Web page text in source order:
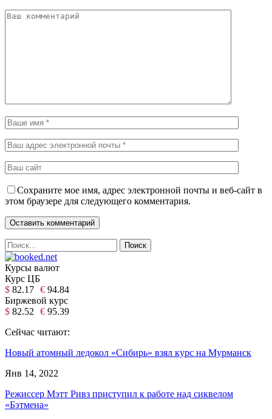
Сохраните мое имя, адрес электронной почты и веб-сайт в
этом браузере для следующего комментария.
Курсы валют
Курс ЦБ
$ 82.17 € 94.84
Биржевой курс
$ 82.52 € 95.39
Сейчас читают:
Новый атомный ледокол «Сибирь» взял курс на Мурманск
Янв 14, 2022
Режиссер Мэтт Ривз приступил к работе над сиквелом
«Бэтмена»